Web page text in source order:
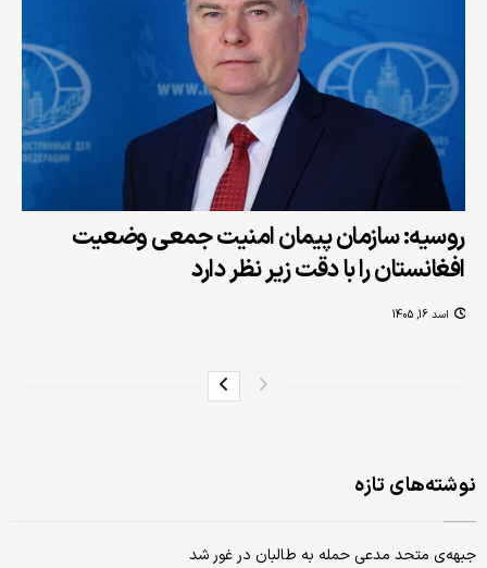
روسیه: سازمان پیمان امنیت جمعی وضعیت
افغانستان را با دقت زیر نظر دارد
اسد 16, 1405
نوشته‌های تازه
جبهه‌ی متحد مدعی حمله به طالبان در غور شد